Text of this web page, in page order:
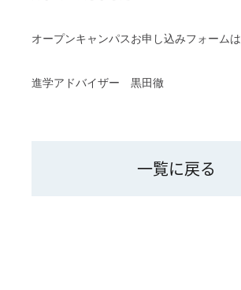
オープンキャンパスお申し込みフォームは
進学アドバイザー 黒田徹
一覧に戻る